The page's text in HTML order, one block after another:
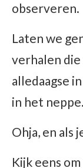
observeren.
Laten we
verhalen
alledaagse
in het neppe.
Ohja, en als
Kijk eens